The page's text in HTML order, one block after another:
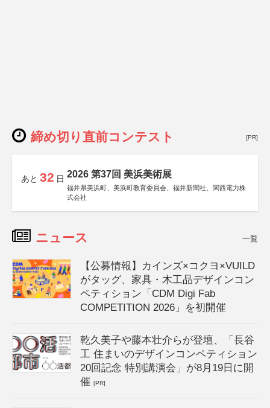
締め切り直前コンテスト [PR]
あと 32 日 2026 第37回 美浜美術展
福井県美浜町、美浜町教育委員会、福井新聞社、関西電力株
式会社
ニュース 一覧
【公募情報】カインズ×コクヨ×VUILD
がタッグ、家具・木工品デザインコン
ペティション「CDM Digi Fab
COMPETITION 2026」を初開催
乾久美子や藤本壮介らが登壇、「長谷
工 住まいのデザインコンペティション
20回記念 特別講演会」が8月19日に開
催[PR]